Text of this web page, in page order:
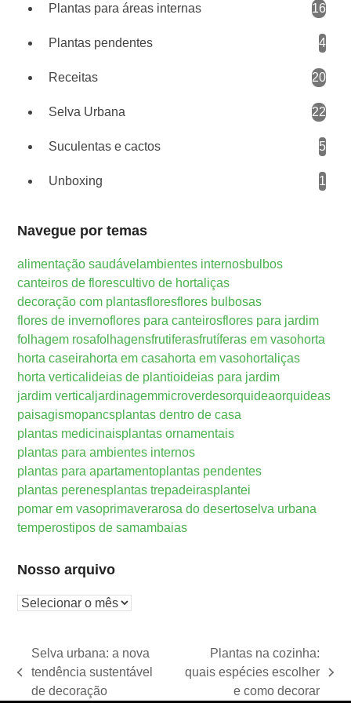
Plantas para áreas internas 16
Plantas pendentes 4
Receitas 20
Selva Urbana 22
Suculentas e cactos 5
Unboxing 1
Navegue por temas
alimentação saudávelambientes internosbulbos
canteiros de florescultivo de hortaliças
decoração com plantasfloresflores bulbosas
flores de invernoflores para canteirosflores para jardim
folhagem rosafolhagensfrutiferasfrutíferas em vasohorta
horta caseirahorta em casahorta em vasohortaliças
horta vertical ideias de plantioideias para jardim
jardim vertical jardinagemmicroverdesorquideaorquideas
paisagismopancsplantas dentro de casa
plantas medicinaisplantas ornamentais
plantas para ambientes internos
plantas para apartamentoplantas pendentes
plantas perenesplantas trepadeirasplantei
pomar em vasoprimaverarosa do desertoselva urbana
temperostipos de samambaias
Nosso arquivo
Nosso
previous
post:
Selva urbana: a nova
tendência sustentável
de decoração
next
post:
Plantas na cozinha:
quais espécies escolher
e como decorar